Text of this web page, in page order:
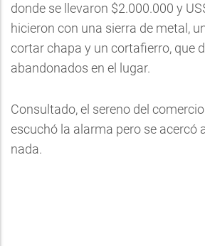
donde se llevaron $2.000.000 y
hicieron con una sierra de metal,
cortar chapa y un cortafierro, que
abandonados en el lugar.
Consultado, el sereno del
escuchó la alarma pero se acercó
nada.